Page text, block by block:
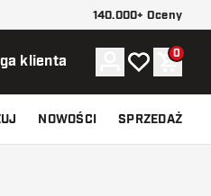
140.000+ Oceny
klienta Konto
Moja listaKoszyk
0
NOWOŚCI SPRZEDAŻ